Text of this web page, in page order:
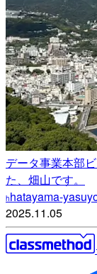
データ事業本部
た、畑山です。
hhatayama-
2025.11.05